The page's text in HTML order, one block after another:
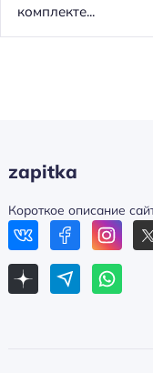
комплекте...
zapitka
Короткое описание